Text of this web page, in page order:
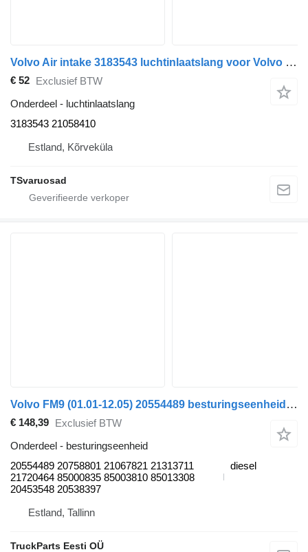
Volvo Air intake 3183543 luchtinlaatslang voor Volvo FM9 trekker
€ 52 Exclusief BTW
Onderdeel - luchtinlaatslang
3183543 21058410
Estland, Kõrveküla
TSvaruosad
Volvo FM9 (01.01-12.05) 20554489 besturingseenheid voor Volvo FM7-FM12, FM, FMX (1998-2014) trekker
€ 148,39 Exclusief BTW
Onderdeel - besturingseenheid
20554489 20758801 21067821 21313711
21720464 85000835 85003810 85013308
20453548 20538397
diesel
Estland, Tallinn
TruckParts Eesti OÜ